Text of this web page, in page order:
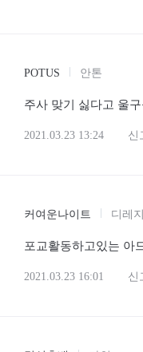
POTUS 안톤
주사 맞기 싫다고 울
2021.03.23 13:24 신
커여운나이트 디레
포교활동하고있는 아
2021.03.23 16:01 신